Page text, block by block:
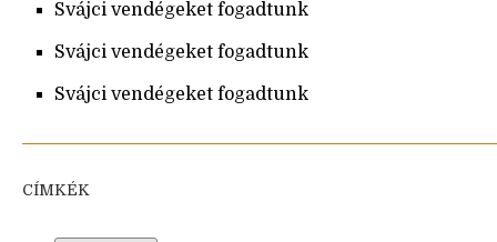
Svájci vendégeket fogadtunk
Svájci vendégeket fogadtunk
Svájci vendégeket fogadtunk
CÍMKÉK